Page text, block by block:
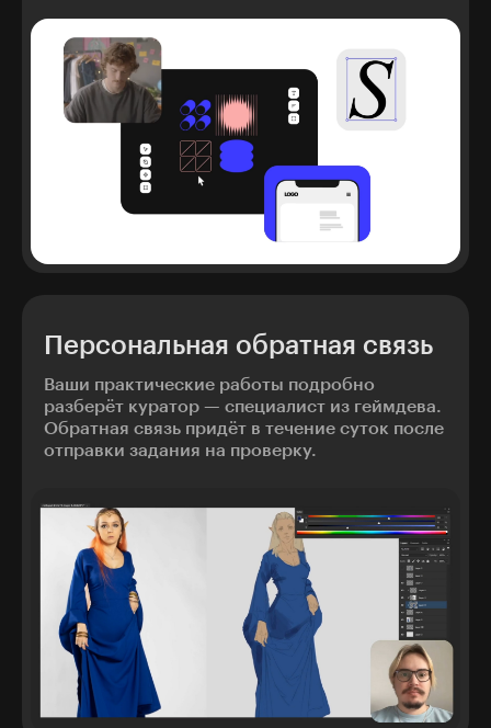
Персональная обратная связь
Ваши практические работы подробно
разберёт куратор — специалист из геймдева.
Обратная связь придёт в течение суток после
отправки задания на проверку.